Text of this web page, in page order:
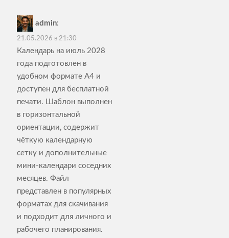
admin:
21.05.2026 в 21:30
Календарь на июль 2028
года подготовлен в
удобном формате А4 и
доступен для бесплатной
печати. Шаблон выполнен
в горизонтальной
ориентации, содержит
чёткую календарную
сетку и дополнительные
мини‑календари соседних
месяцев. Файл
представлен в популярных
форматах для скачивания
и подходит для личного и
рабочего планирования.